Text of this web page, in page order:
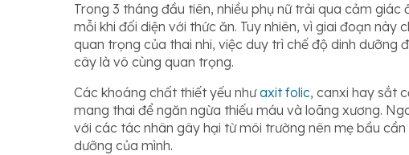
Trong 3 tháng đầu tiên, nhiều phụ nữ trải qua cảm
mỗi khi đối diện với thức ăn. Tuy nhiên, vì giai đoạn này
quan trọng của thai nhi, việc duy trì chế độ dinh dưỡng
cây là vô cùng quan trọng.
Các khoáng chất thiết yếu nhưaxit folic, canxi hay sắt
mang thai để ngăn ngừa thiếu máu và loãng xương.
với các tác nhân gây hại từ môi trường nên mẹ bầu
dưỡng của mình.